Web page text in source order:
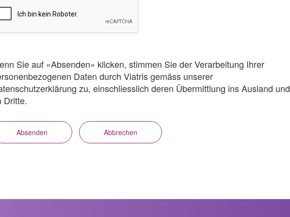
Sie auf «Absenden» klicken, stimmen Sie der Verarbeitung Ihrer
Daten durch Viatris gemäss unserer
zu, einschliesslich deren Übermittlung ins Ausland und
Dritte.
Absenden Abbrechen